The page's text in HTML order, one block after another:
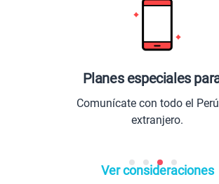
Planes especiales
Comunícate con todo el
extranjero.
Ver consideraciones